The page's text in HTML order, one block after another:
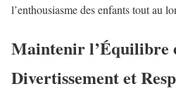
l’enthousiasme des enfants tout au
Maintenir l’Équilibre
Divertissement et